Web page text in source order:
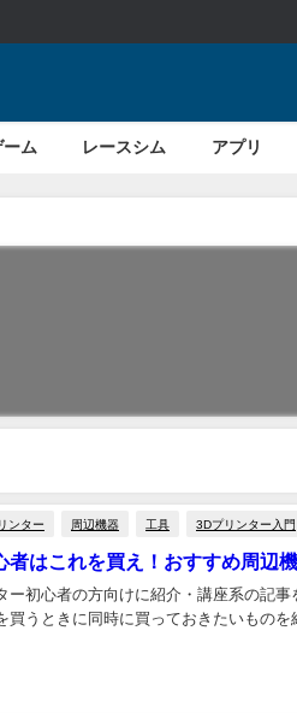
ーム レースシム アプリ
ンター 周辺機器 工具 3Dプリンター入門
者はこれを買え！おすすめ周辺
ー初心者の方向けに紹介・講座系の記事
買うときに同時に買っておきたいものを